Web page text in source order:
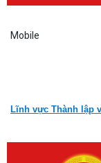
Mobile
Lĩnh vực Thành lập